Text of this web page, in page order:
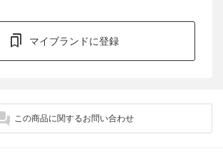
マイブランドに登録
この商品に関するお問い合わせ